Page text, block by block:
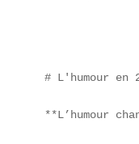
# L'humour
**L’humour